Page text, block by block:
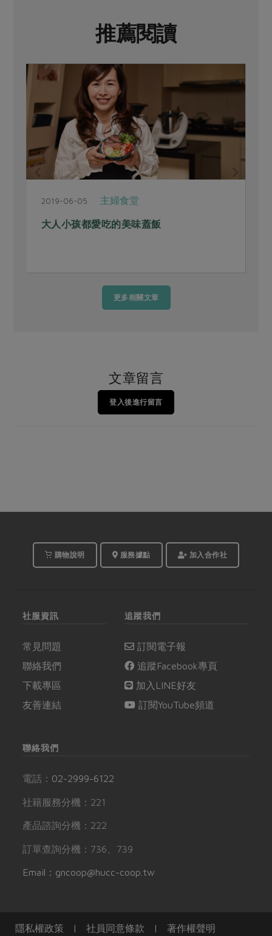
推薦閱讀
2019-06-05 主婦食堂
大人小孩都愛吃的美味蓋飯
更多相關文章
文章留言
登入後進行留言
購物說明 服務據點 加入合作社
社服資訊
常見問題
聯絡我們
下載專區
友善連結
追蹤我們
訂閱電子報
追蹤Facebook專頁
加入LINE好友
訂閱YouTube頻道
聯絡我們
電話： 02-2999-6122
社籍服務分機：221
產品諮詢分機：222
訂單查詢分機：736、739
Email：gncoop@hucc-coop.tw
隱私權政策 | 社員同意條款 | 著作權聲明